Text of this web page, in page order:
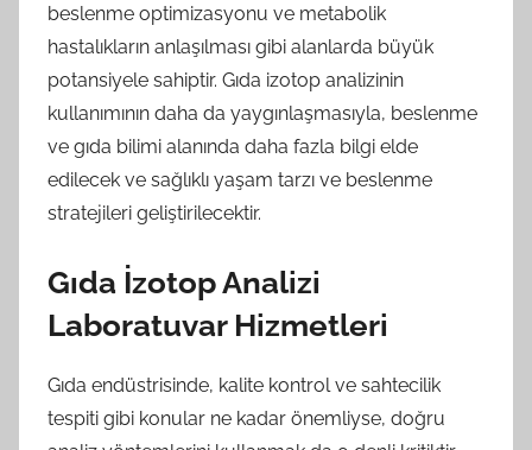
beslenme optimizasyonu ve metabolik
hastalıkların anlaşılması gibi alanlarda büyük
potansiyele sahiptir. Gıda izotop analizinin
kullanımının daha da yaygınlaşmasıyla, beslenme
ve gıda bilimi alanında daha fazla bilgi elde
edilecek ve sağlıklı yaşam tarzı ve beslenme
stratejileri geliştirilecektir.
Gıda İzotop Analizi
Laboratuvar Hizmetleri
Gıda endüstrisinde, kalite kontrol ve sahtecilik
tespiti gibi konular ne kadar önemliyse, doğru